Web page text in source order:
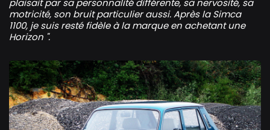
plaisait par sa personnalité différente, sa nervosité, sa
motricité, son bruit particulier aussi. Après la Simca
1100, je suis resté fidèle à la marque en achetant une
Horizon ".